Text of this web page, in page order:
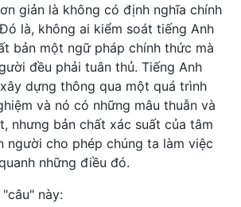
giản là không có định nghĩa chính
là, không ai kiểm soát tiếng Anh
bản một ngữ pháp chính thức mà
đều phải tuân thủ. Tiếng Anh
dựng thông qua một quá trình
và nó có những mâu thuẫn và
nhưng bản chất xác suất của tâm
người cho phép chúng ta làm việc
những điều đó.
này: